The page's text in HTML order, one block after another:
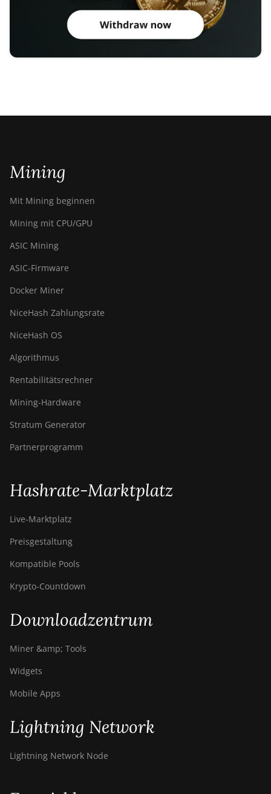
Mining
Mit Mining beginnen
Mining mit CPU/GPU
ASIC Mining
ASIC-Firmware
Docker Miner
NiceHash Zahlungsrate
NiceHash OS
Algorithmus
Rentabilitätsrechner
Mining-Hardware
Stratum Generator
Partnerprogramm
Hashrate-Marktplatz
Live-Marktplatz
Preisgestaltung
Kompatible Pools
Krypto-Countdown
Downloadzentrum
Miner &amp; Tools
Widgets
Mobile Apps
Lightning Network
Lightning Network Node